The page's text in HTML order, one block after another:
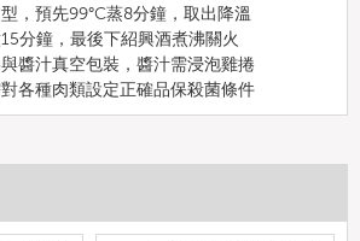
，預先99°C蒸8分鐘，取出降溫
分鐘，最後下紹興酒煮沸關火
醬汁真空包裝，醬汁需浸泡雞捲
各種肉類設定正確品保殺菌條件